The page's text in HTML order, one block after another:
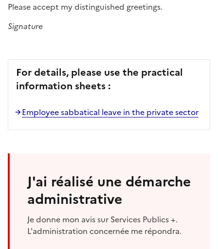
Please accept my distinguished greetings.
Signature
For details, please use the practical
information sheets :
Employee sabbatical leave in the private sector
J'ai réalisé une démarche
administrative
Je donne mon avis sur Services Publics +.
L'administration concernée me répondra.